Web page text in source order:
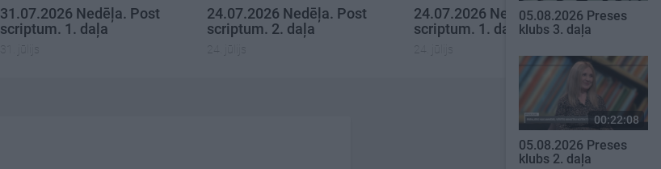
31.07.2026 Nedēļa. Post
scriptum. 1. daļa
31. jūlijs
24.07.2026 Nedēļa. Post
scriptum. 2. daļa
24. jūlijs
24.07.2026 Nedēļa. Post
scriptum. 1. daļa
24. jūlijs
05.08.2026 Preses
klubs 3. daļa
00:22:08
05.08.2026 Preses
klubs 2. daļa